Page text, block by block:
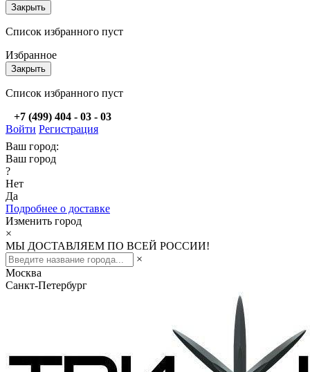
Закрыть
Список избранного пуст
Избранное
Закрыть
Список избранного пуст
+7 (499) 404 - 03 - 03
Войти Регистрация
Ваш город:
Ваш город
?
Нет
Да
Подробнее о доставке
Изменить город
×
МЫ ДОСТАВЛЯЕМ ПО ВСЕЙ РОССИИ!
×
Москва
Санкт-Петербург